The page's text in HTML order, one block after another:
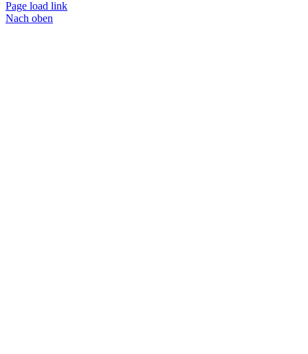
Page load link
Nach oben